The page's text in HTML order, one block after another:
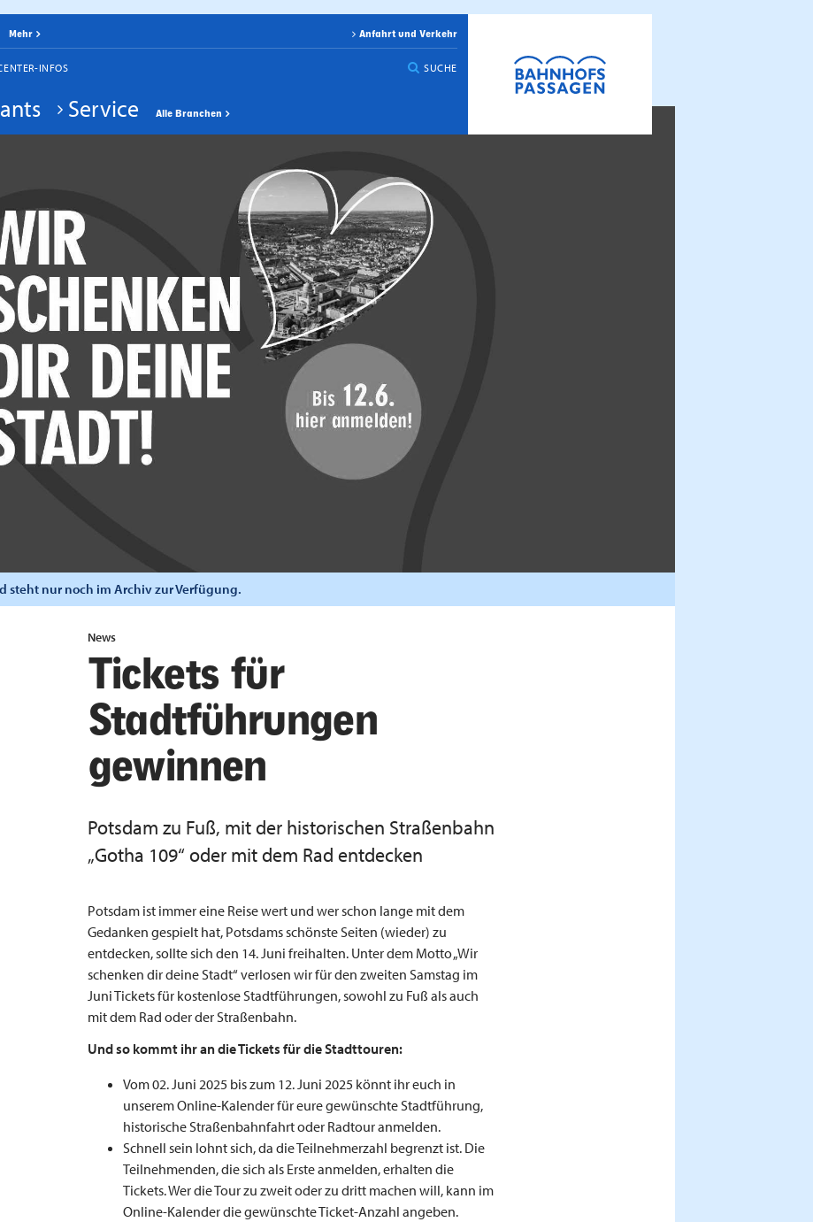
Mehr Anfahrt und Verkehr
INFOS SUCHE
Service Alle Branchen
steht nur noch im Archiv zur Verfügung.
News
Tickets für
Stadtführungen
gewinnen
Potsdam zu Fuß, mit der historischen Straßenbahn
„Gotha 109“ oder mit dem Rad entdecken
Potsdam ist immer eine Reise wert und wer schon lange mit dem
Gedanken gespielt hat, Potsdams schönste Seiten (wieder) zu
entdecken, sollte sich den 14. Juni freihalten. Unter dem Motto „Wir
schenken dir deine Stadt“ verlosen wir für den zweiten Samstag im
Juni Tickets für kostenlose Stadtführungen, sowohl zu Fuß als auch
mit dem Rad oder der Straßenbahn.
Und so kommt ihr an die Tickets für dieStadttouren:
Vom 02. Juni 2025 bis zum 12. Juni 2025 könnt ihr euch in
unserem Online-Kalender für eure gewünschte Stadtführung,
historische Straßenbahnfahrt oder Radtour anmelden.
Schnell sein lohnt sich, da die Teilnehmerzahl begrenzt ist. Die
Teilnehmenden, die sich als Erste anmelden, erhalten die
Tickets. Wer die Tour zu zweit oder zu dritt machen will, kann im
Online-Kalender die gewünschte Ticket-Anzahl angeben.